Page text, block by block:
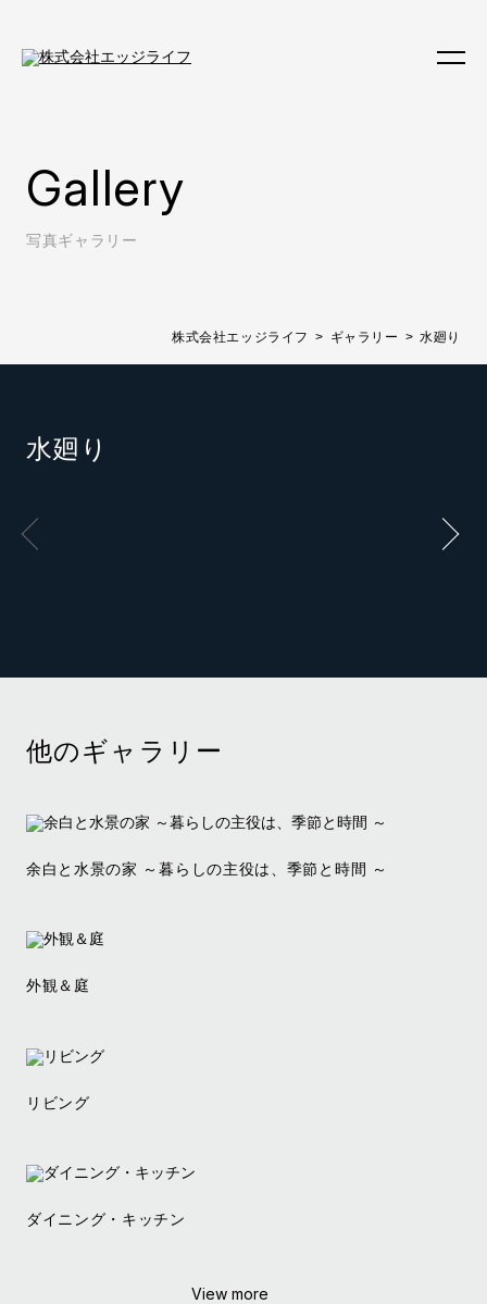
Gallery
写真ギャラリー
株式会社エッジライフ ギャラリー 水廻り
水廻り
他のギャラリー
余白と水景の家 ～暮らしの主役は、季節と時間 ～
外観＆庭
リビング
ダイニング・キッチン
View more